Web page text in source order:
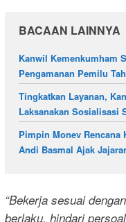
BACAAN LAINNYA
Kanwil Kemenkumham
Pengamanan Pemilu
Tingkatkan Layanan,
Laksanakan Sosialisasi
Pimpin Monev Rencana
Andi Basmal Ajak
“Bekerja sesuai
berlaku, hindari